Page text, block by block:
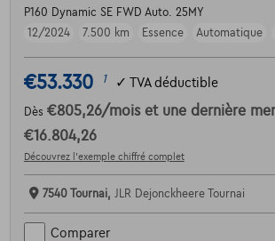
P160 Dynamic SE FWD Auto. 25MY
12/2024
7.500 km Essence Automatique
€53.330 1 ✓ TVA déductible
Dès €805,26/mois et une dernière
€16.804,26
Découvrez l’exemple chiffré complet
7540 Tournai, JLR Dejonckheere Tournai
Comparer